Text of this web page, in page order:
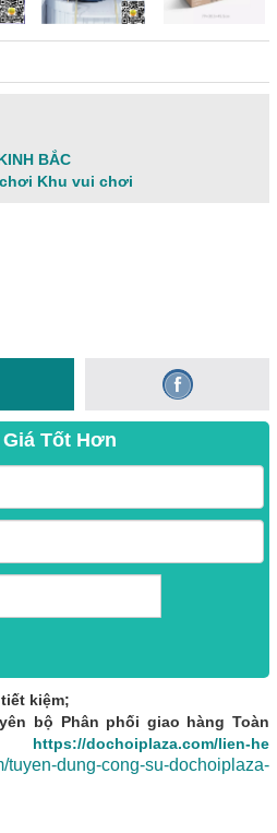
BẮC
Khu vui chơi
Giá Tốt Hơn
kiệm;
bộ Phân phối giao hàng Toàn
dochoiplaza.com/lien-he
tuyen-dung-cong-su-dochoiplaza-